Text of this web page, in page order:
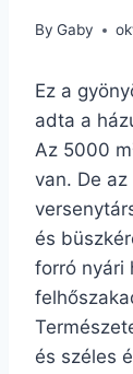
By Gaby
Ez a
adta a
Az 5000
van. De
és
forró nyári
és széles